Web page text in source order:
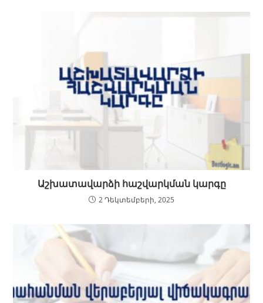
Աշխատավարձի հաշվարկման կարգը
2 Դեկտեմբերի, 2025